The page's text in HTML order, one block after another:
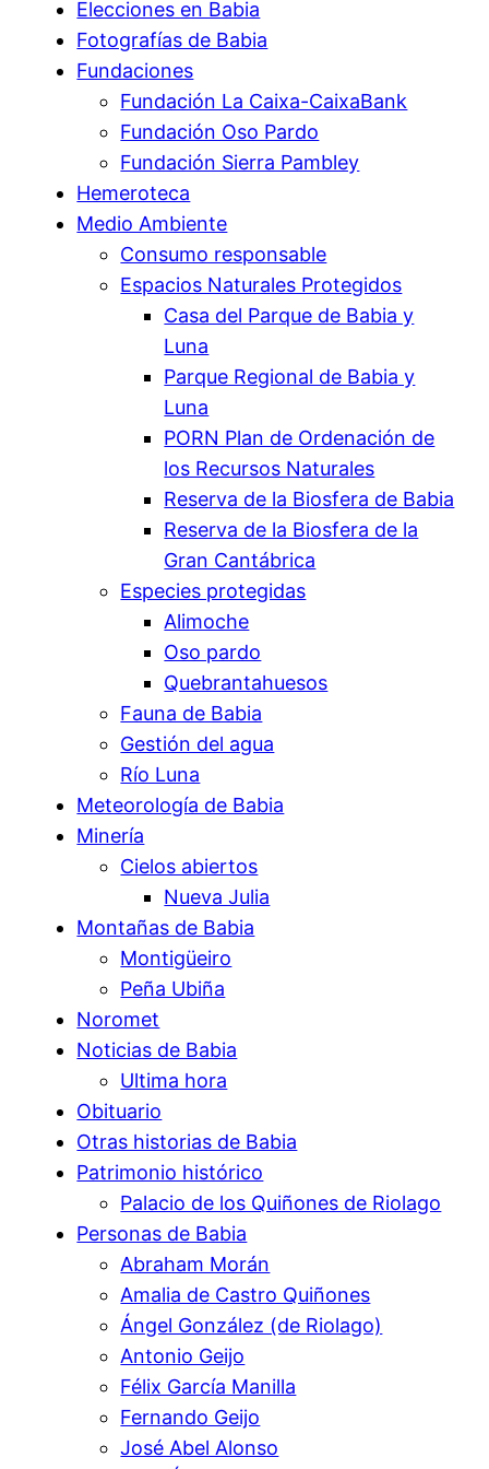
Elecciones en Babia
Fotografías de Babia
Fundaciones
Fundación La Caixa-CaixaBank
Fundación Oso Pardo
Fundación Sierra Pambley
Hemeroteca
Medio Ambiente
Consumo responsable
Espacios Naturales Protegidos
Casa del Parque de Babia y
Luna
Parque Regional de Babia y
Luna
PORN Plan de Ordenación de
los Recursos Naturales
Reserva de la Biosfera de Babia
Reserva de la Biosfera de la
Gran Cantábrica
Especies protegidas
Alimoche
Oso pardo
Quebrantahuesos
Fauna de Babia
Gestión del agua
Río Luna
Meteorología de Babia
Minería
Cielos abiertos
Nueva Julia
Montañas de Babia
Montigüeiro
Peña Ubiña
Noromet
Noticias de Babia
Ultima hora
Obituario
Otras historias de Babia
Patrimonio histórico
Palacio de los Quiñones de Riolago
Personas de Babia
Abraham Morán
Amalia de Castro Quiñones
Ángel González (de Riolago)
Antonio Geijo
Félix García Manilla
Fernando Geijo
José Abel Alonso